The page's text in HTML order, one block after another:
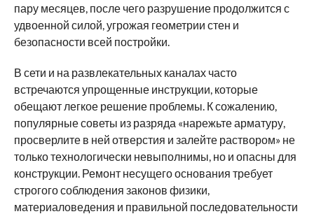
пару месяцев, после чего разрушение продолжится с
удвоенной силой, угрожая геометрии стен и
безопасности всей постройки.
В сети и на развлекательных каналах часто
встречаются упрощенные инструкции, которые
обещают легкое решение проблемы. К сожалению,
популярные советы из разряда «нарежьте арматуру,
просверлите в ней отверстия и залейте раствором» не
только технологически невыполнимы, но и опасны для
конструкции. Ремонт несущего основания требует
строгого соблюдения законов физики,
материаловедения и правильной последовательности